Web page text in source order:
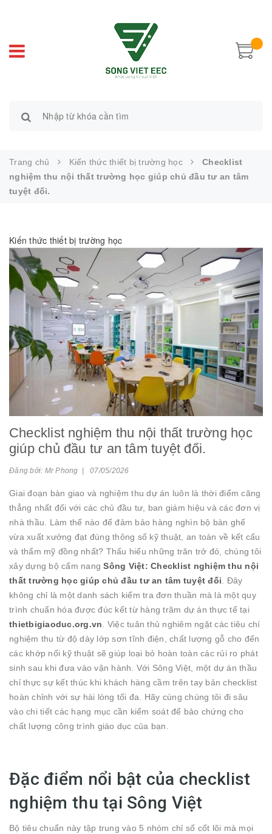
Trang chủ Kiến thức thiết bị trường học
Checklist
nghiệm thu nội thất trường học giúp chủ đầu tư an tâm
tuyệt đối.
Kiến thức thiết bị trường học
Checklist nghiệm thu nội thất trường học
giúp chủ đầu tư an tâm tuyệt đối.
Đăng bởi: Mr Phong | 07/05/2026
Giai đoạn bàn giao và nghiệm thu dự án luôn là thời điểm căng
thẳng nhất đối với các chủ đầu tư, ban giám hiệu và các đơn vị
nhà thầu. Làm thế nào để đảm bảo hàng nghìn bộ bàn ghế
vừa xuất xưởng đạt đúng thông số kỹ thuật, an toàn về kết cấu
và thẩm mỹ đồng nhất? Thấu hiểu những trăn trở đó, chúng tôi
xây dựng bộ cẩm nangSông Việt: Checklist nghiệm thu nội
thất trường học giúp chủ đầu tư an tâm tuyệt đối. Đây
không chỉ là một danh sách kiểm tra đơn thuần mà là một quy
trình chuẩn hóa được đúc kết từ hàng trăm dự án thực tế tại
thietbigiaoduc.org.vn. Việc tuân thủ nghiêm ngặt các tiêu chí
nghiệm thu từ độ dày lớp sơn tĩnh điện, chất lượng gỗ cho đến
các khớp nối kỹ thuật sẽ giúp loại bỏ hoàn toàn các rủi ro phát
sinh sau khi đưa vào vận hành. Với Sông Việt, một dự án thầu
chỉ thực sự kết thúc khi khách hàng cầm trên tay bản checklist
hoàn chỉnh với sự hài lòng tối đa. Hãy cùng chúng tôi đi sâu
vào chi tiết các hạng mục cần kiểm soát để bảo chứng cho
chất lượng công trình giáo dục của bạn.
Đặc điểm nổi bật của checklist
nghiệm thu tại Sông Việt
Bộ tiêu chuẩn này tập trung vào 5 nhóm chỉ số cốt lõi mà mọi